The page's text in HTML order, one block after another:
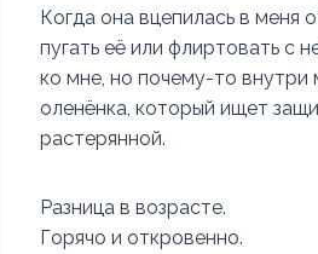
Когда она вцепилась в меня
пугать её или флиртовать с
ко мне, но почему-то внутри
оленёнка, который ищет
растерянной.
Разница в возрасте.
Горячо и откровенно.